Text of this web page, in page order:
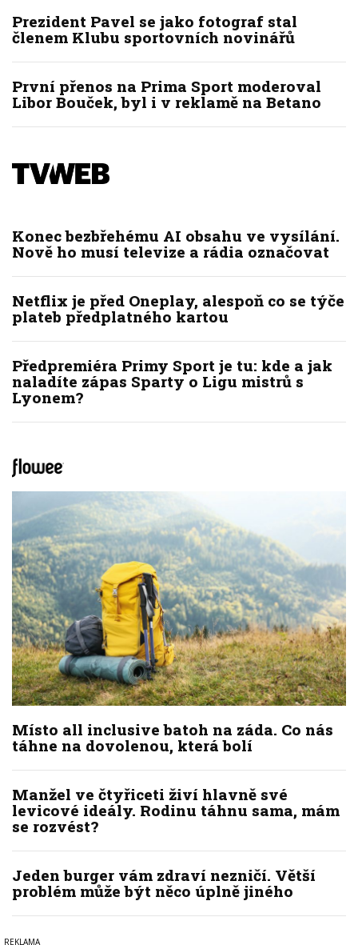
Prezident Pavel se jako fotograf stal
členem Klubu sportovních novinářů
První přenos na Prima Sport moderoval
Libor Bouček, byl i v reklamě na Betano
Konec bezbřehému AI obsahu ve vysílání.
Nově ho musí televize a rádia označovat
Netflix je před Oneplay, alespoň co se týče
plateb předplatného kartou
Předpremiéra Primy Sport je tu: kde a jak
naladíte zápas Sparty o Ligu mistrů s
Lyonem?
Místo all inclusive batoh na záda. Co nás
táhne na dovolenou, která bolí
Manžel ve čtyřiceti živí hlavně své
levicové ideály. Rodinu táhnu sama, mám
se rozvést?
Jeden burger vám zdraví nezničí. Větší
problém může být něco úplně jiného